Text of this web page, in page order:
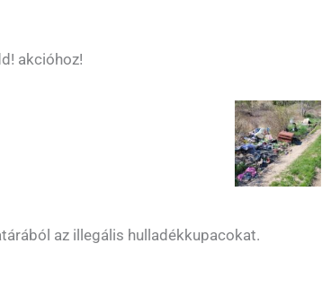
akcióhoz!
az illegális hulladékkupacokat.